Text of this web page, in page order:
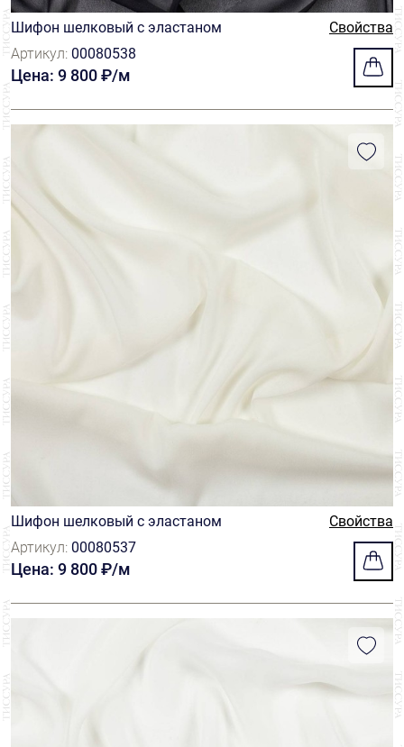
Шифон шелковый с эластаном
Свойства
Артикул: 00080538
Цена: 9 800 ₽/м
Шифон шелковый с эластаном
Свойства
Артикул: 00080537
Цена: 9 800 ₽/м